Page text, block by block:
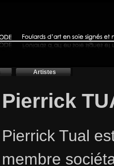
Artistes
Pierrick
Pierrick Tual
membre